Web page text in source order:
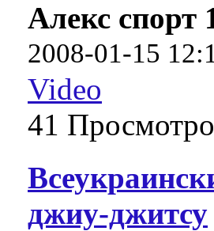
Алекс спорт
2008-01-15
Video
41
джиу-джитсу